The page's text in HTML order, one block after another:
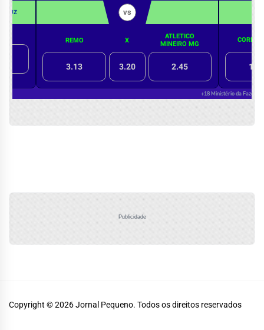
Publicidade
Copyright © 2026Jornal Pequeno. Todos os direitos reservados